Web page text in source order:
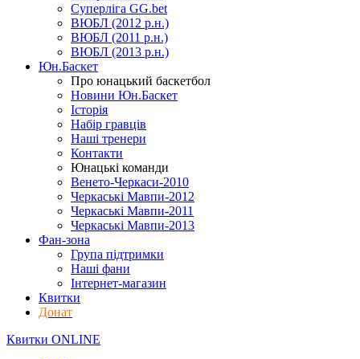
Суперліга GG.bet
ВЮБЛ (2012 р.н.)
ВЮБЛ (2011 р.н.)
ВЮБЛ (2013 р.н.)
Юн.Баскет
Про юнацький баскетбол
Новини Юн.Баскет
Історія
Набір гравців
Наші тренери
Контакти
Юнацькі команди
Венето-Черкаси-2010
Черкаські Мавпи-2012
Черкаські Мавпи-2011
Черкаські Мавпи-2013
Фан-зона
Група підтримки
Наші фани
Інтернет-магазин
Квитки
Донат
Квитки ONLINE